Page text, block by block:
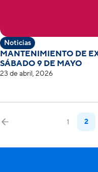
Noticias
MANTENIMIENTO DE
SÁBADO 9 DE MAYO
23 de abril, 2026
1 2